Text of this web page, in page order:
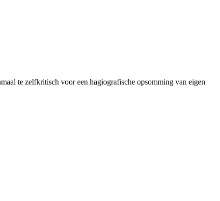
te zelfkritisch voor een hagiografische opsomming van eigen